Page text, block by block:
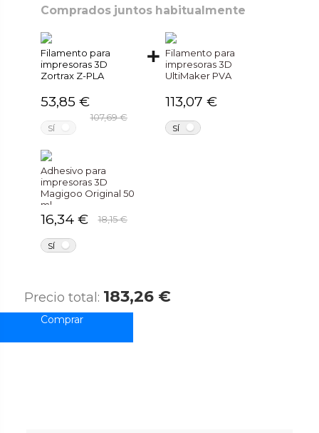
Comprados juntos habitualmente
Filamento para
impresoras 3D
Zortrax Z-PLA
53,85 €
107,69 €
SÍ
Filamento para
impresoras 3D
UltiMaker PVA
113,07 €
SÍ
Adhesivo para
impresoras 3D
Magigoo Original 50
ml
16,34 € 18,15 €
SÍ
Precio total: 183,26 €